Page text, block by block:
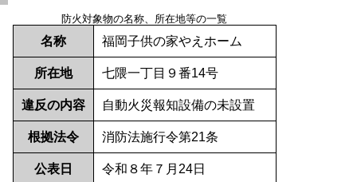
防火対象物の名称、所在地等の一覧
名称 福岡子供の家やえホーム
所在地 七隈一丁目９番14号
違反の内容 自動火災報知設備の未設置
根拠法令 消防法施行令第21条
公表日 令和８年７月24日